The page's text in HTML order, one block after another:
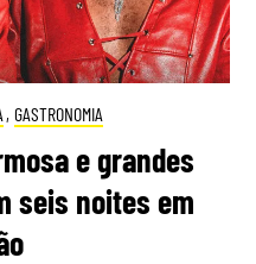
, GASTRONOMIA
e grandes
seis noites em